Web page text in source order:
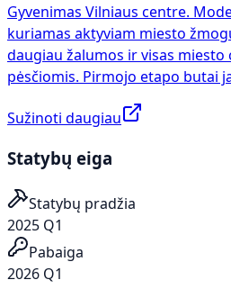
Gyvenimas Vilniaus centre.
kuriamas aktyviam miesto
daugiau žalumos ir visas miesto
pėsčiomis. Pirmojo etapo butai
Sužinoti daugiau
Statybų eiga
Statybų pradžia
2025 Q1
Pabaiga
2026 Q1